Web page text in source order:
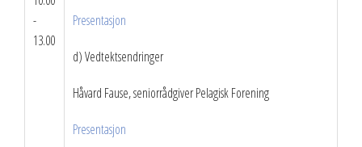
-
13.00
Presentasjon
d) Vedtektsendringer
Håvard Fause, seniorrådgiver Pelagisk Forening
Presentasjon